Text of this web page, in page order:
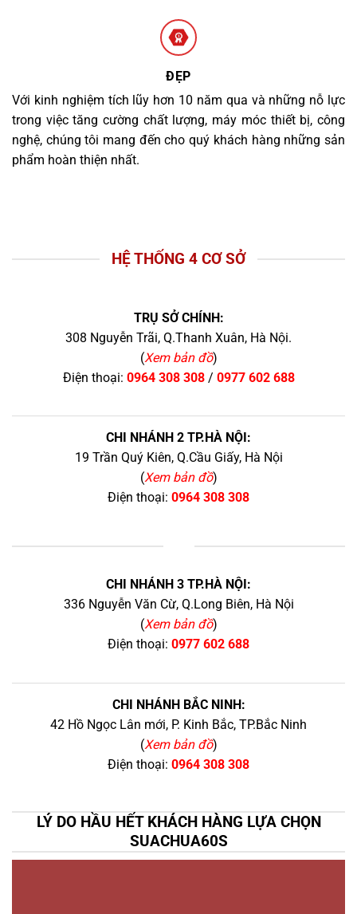
ĐẸP
Với kinh nghiệm tích lũy hơn 10 năm qua và những nỗ lực
trong việc tăng cường chất lượng, máy móc thiết bị, công
nghệ, chúng tôi mang đến cho quý khách hàng những sản
phẩm hoàn thiện nhất.
HỆ THỐNG 4 CƠ SỞ
TRỤ SỞ CHÍNH:
308 Nguyễn Trãi, Q.Thanh Xuân, Hà Nội.
(Xem bản đồ)
Điện thoại: 0964 308 308/ 0977 602 688
CHI NHÁNH 2 TP.HÀ NỘI:
19 Trần Quý Kiên, Q.Cầu Giấy, Hà Nội
(Xem bản đồ)
Điện thoại: 0964 308 308
CHI NHÁNH 3 TP.HÀ NỘI:
336 Nguyễn Văn Cừ, Q.Long Biên, Hà Nội
(Xem bản đồ)
Điện thoại: 0977 602 688
CHI NHÁNH BẮC NINH:
42 Hồ Ngọc Lân mới, P. Kinh Bắc, TP.Bắc Ninh
(Xem bản đồ)
Điện thoại: 0964 308 308
LÝ DO HẦU HẾT KHÁCH HÀNG LỰA CHỌN
SUACHUA60S